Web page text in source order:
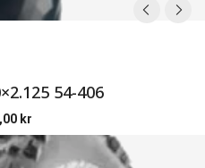
54-406
kr